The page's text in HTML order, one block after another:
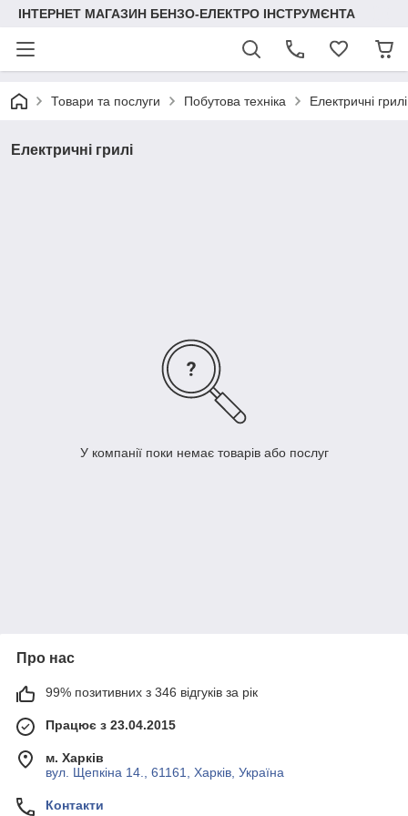
ІНТЕРНЕТ МАГАЗИН БЕНЗО-ЕЛЕКТРО ІНСТРУМЄНТА
Товари та послуги Побутова техніка Електричні грилі
Електричні грилі
У компанії поки немає товарів або послуг
Про нас
99% позитивних з 346 відгуків за рік
Працює з 23.04.2015
м. Харків
вул. Щепкіна 14., 61161, Харків, Україна
Контакти